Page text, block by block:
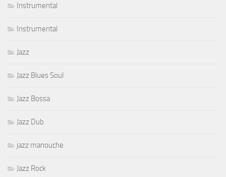
Instrumental
Instrumental
Jazz
Jazz Blues Soul
Jazz Bossa
Jazz Dub
jazz manouche
Jazz Rock